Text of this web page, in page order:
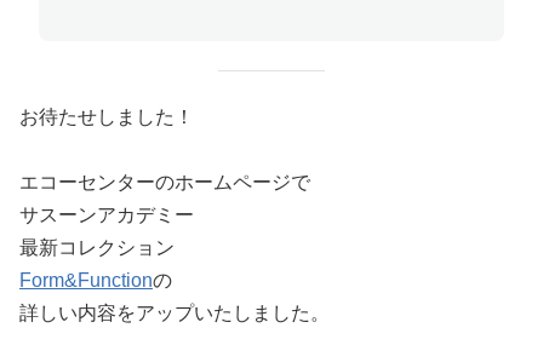
お待たせしました！
エコーセンターのホームページで
サスーンアカデミー
最新コレクション
Form&Functionの
詳しい内容をアップいたしました。